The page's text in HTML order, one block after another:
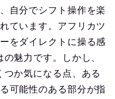
自分でシフト操作を楽
ています。アフリカツ
をダイレクトに操る感
魅力です。しかし、
か気になる点、ある
可能性のある部分が指